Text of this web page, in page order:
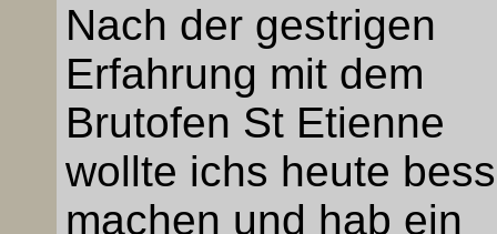
Nach der gestrigen
Erfahrung mit dem
Brutofen St Etienne
wollte ichs heute
machen und hab ein